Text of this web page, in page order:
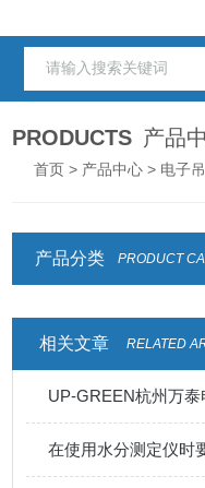
PRODUCTS 产品
首页 > 产品中心 > 电子
产品分类 PRODUCT
相关文章 RELATED
UP-GREEN杭州万
在使用水分测定仪时